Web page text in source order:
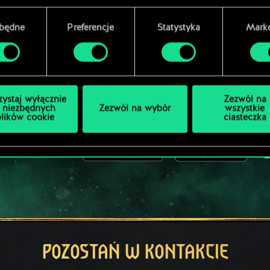
Preferencje Statystyka
wyłącznie
niezbędnych
cookie
Zezwól na wybór
Zezwól na
wszystkie
ciasteczka
PARTYJKA W
ZAGRAJ ZA DARMO
NA PC
Gra zawiera opcjonalne mikrotransakcje
NA:
POZOSTAŃ W KONTAKCIE